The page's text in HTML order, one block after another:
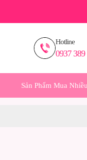
Hotline
0937 389
Sản Phẩm Mua Nhiều